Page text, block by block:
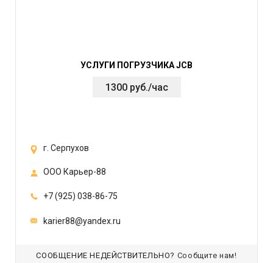
УСЛУГИ ПОГРУЗЧИКА JCB
1300 руб./час
г. Серпухов
ООО Карьер-88
+7 (925) 038-86-75
karier88@yandex.ru
СООБЩЕНИЕ НЕДЕЙСТВИТЕЛЬНО? Сообщите нам!